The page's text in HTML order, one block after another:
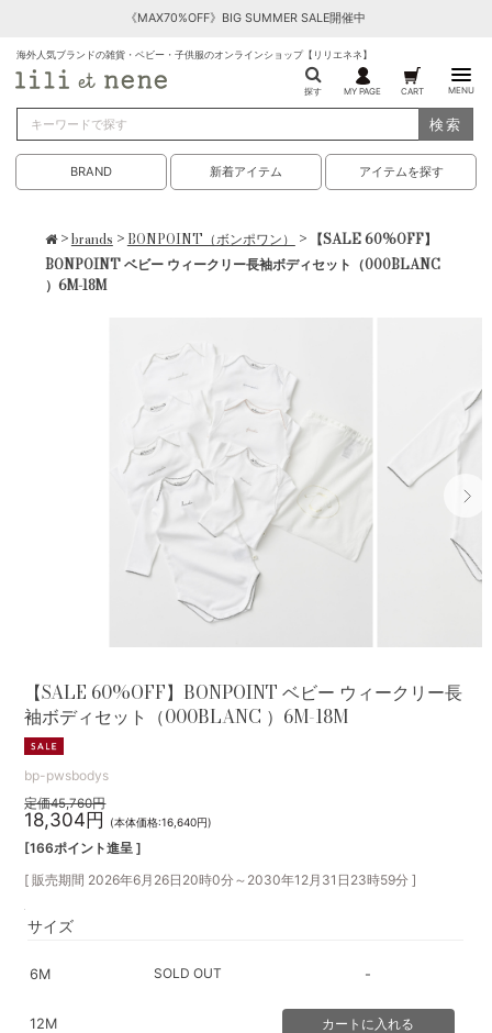
《MAX70%OFF》BIG SUMMER SALE開催中
海外人気ブランドの雑貨・ベビー・子供服のオンラインショップ【リリエネネ】
探す MY PAGE CART MENU
検索
BRAND 新着アイテム アイテムを探す
>brands > BONPOINT（ボンポワン） > 【SALE 60%OFF】
BONPOINT ベビー ウィークリー長袖ボディセット（000BLANC
）6M-18M
【SALE 60%OFF】BONPOINT ベビー ウィークリー長
袖ボディセット（000BLANC ）6M-18M
bp-pwsbodys
定価45,760円
18,304円 (本体価格:16,640円)
[166ポイント進呈 ]
[ 販売期間 2026年6月26日20時0分～ 2030年12月31日23時59分 ]
サイズ
6M SOLD OUT -
12M